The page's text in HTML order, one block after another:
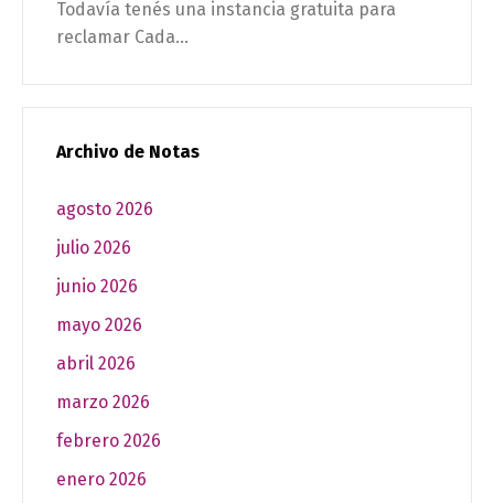
Todavía tenés una instancia gratuita para
reclamar Cada...
Archivo de Notas
agosto 2026
julio 2026
junio 2026
mayo 2026
abril 2026
marzo 2026
febrero 2026
enero 2026